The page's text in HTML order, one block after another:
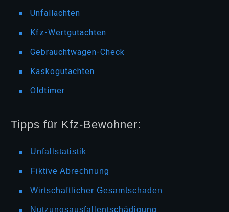
Unfallachten
Kfz-Wertgutachten
Gebrauchtwagen-Check
Kaskogutachten
Oldtimer
Tipps für Kfz-Bewohner:
Unfallstatistik
Fiktive Abrechnung
Wirtschaftlicher Gesamtschaden
Nutzungsausfallentschädigung